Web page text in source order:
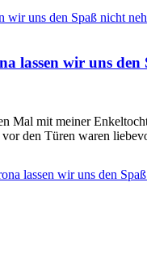
lassen wir uns den
mit meiner
den Türen waren
lassen wir uns den